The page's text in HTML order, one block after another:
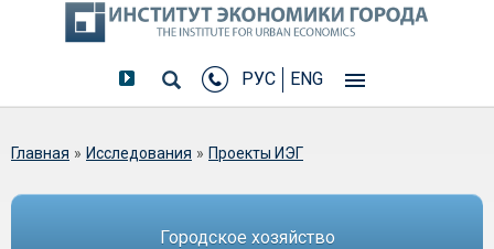
РУС ENG
Вы здесь
Главная » Исследования » Проекты ИЭГ
Городское хозяйство